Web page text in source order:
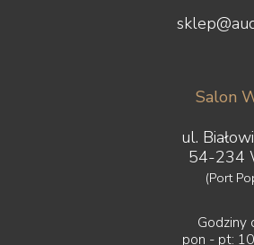
Salon
ul.
54-234
(Port
Godziny
pon - pt: